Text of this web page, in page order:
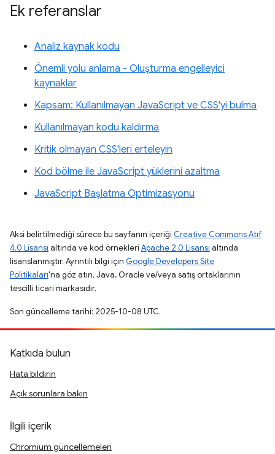
Ek referanslar
Analiz kaynak kodu
Önemli yolu anlama - Oluşturma engelleyici
kaynaklar
Kapsam: Kullanılmayan JavaScript ve CSS'yi bulma
Kullanılmayan kodu kaldırma
Kritik olmayan CSS'leri erteleyin
Kod bölme ile JavaScript yüklerini azaltma
JavaScript Başlatma Optimizasyonu
Aksi belirtilmediği sürece bu sayfanın içeriği Creative Commons Atıf
4.0 Lisansı altında ve kod örnekleri Apache 2.0 Lisansı altında
lisanslanmıştır. Ayrıntılı bilgi için Google Developers Site
Politikaları'na göz atın. Java, Oracle ve/veya satış ortaklarının
tescilli ticari markasıdır.
Son güncelleme tarihi: 2025-10-08 UTC.
Katkıda bulun
Hata bildirin
Açık sorunlara bakın
İlgili içerik
Chromium güncellemeleri